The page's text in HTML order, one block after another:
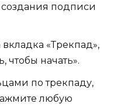
создания подписи
«Трекпад»,
чтобы начать».
по трекпаду,
любую